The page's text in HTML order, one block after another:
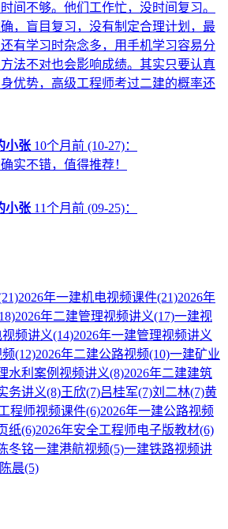
间不够。他们工作忙，没时间复习。
，盲目复习，没有制定合理计划，最
有学习时杂念多，用手机学习容易分
法不对也会影响成绩。其实只要认真
优势，高级工程师考过二建的概率还
小张 10个月前 (10-27)：
实不错，值得推荐！
小张 11个月前 (09-25)：
2026年一建机电视频课件(21)2026年
2026年二建管理视频讲义(17)一建视
频讲义(14)2026年一建管理视频讲义
(12)2026年二建公路视频(10)一建矿业
水利案例视频讲义(8)2026年二建建筑
务讲义(8)王欣(7)吕桂军(7)刘二林(7)黄
程师视频课件(6)2026年一建公路视频
纸(6)2026年安全工程师电子版教材(6)
冬铭一建港航视频(5)一建铁路视频讲
陈晨(5)